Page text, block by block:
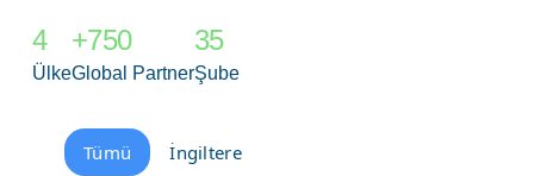
4
Ülke
+750
Global Partner
35
Şube
Tümü İngiltere